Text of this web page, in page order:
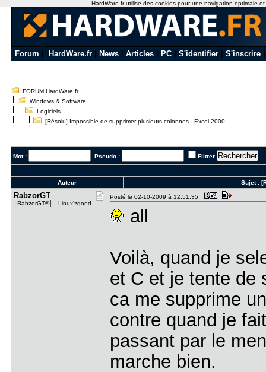
Forum HardWare.fr News Articles PC S'identifier S'inscrire
FORUM HardWare.fr
Windows & Software
Logiciels
[Résolu] Impossible de supprimer plusieurs colonnes - Excel 2000
Mot : Pseudo : Filtrer
Auteur Sujet :
RabzorGT
│RabzorGT®│ - Linux'zgood
Posté le 02-10-2009 à 12:51:35
all
Voilà, quand je
et C et je tente de
ca me supprime
contre quand je
passant par le
marche bien.
HardWare.fr utilise des cookies pour une navigation optimale